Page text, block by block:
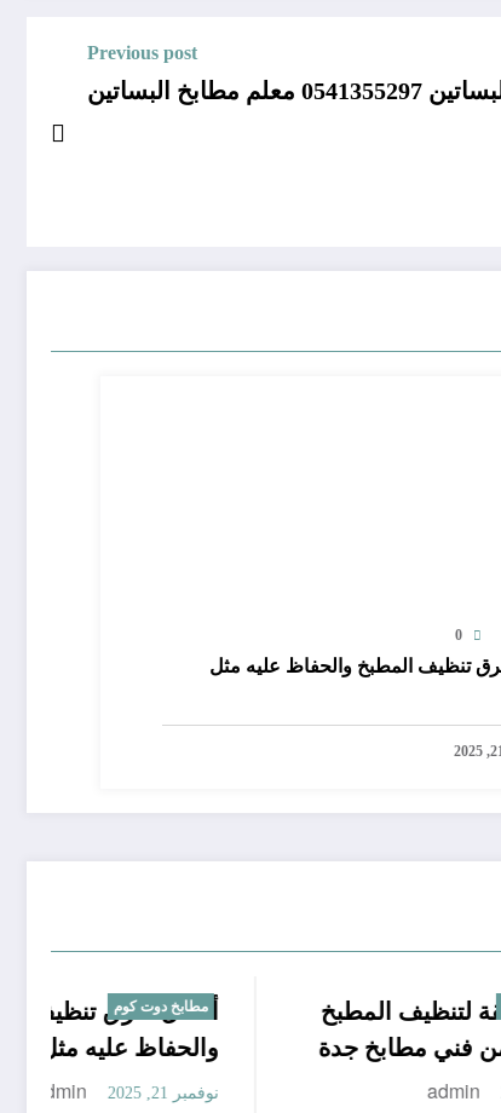
Previous post
البساتين
0
تنظيف المطبخ والحفاظ عليه مثل
مطابخ دوت كوم
أفضل طريقة لتنظيف المطبخ
مع نصائح من فني مطابخ جدة